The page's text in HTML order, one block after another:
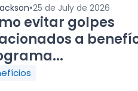
•25 de July de 2026
evitar golpes
a